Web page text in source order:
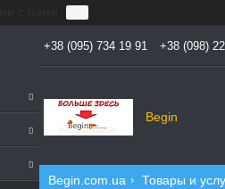
+38 (095) 734 19 91 +38 (098)
Begin
Begin.com.ua Товары и